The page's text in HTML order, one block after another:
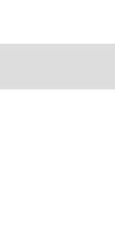
principaux